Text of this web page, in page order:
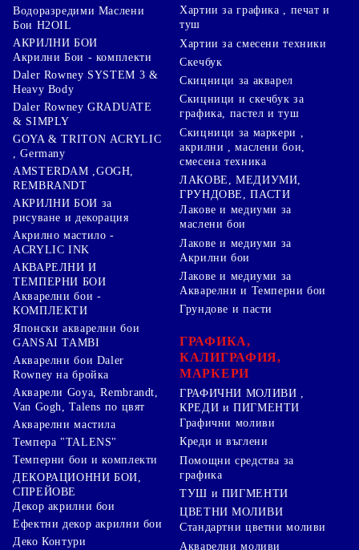
Водоразредими Маслени
Бои H2OIL
АКРИЛНИ БОИ
Акрилни Бои - комплекти
Daler Rowney SYSTEM 3 &
Heavy Body
Daler Rowney GRADUATE
& SIMPLY
GOYA & TRITON АCRYLIC
, Germany
AMSTERDAM ,GOGH,
REMBRANDT
АКРИЛНИ БОИ за
рисуване и декорация
Акрилно мастило -
ACRYLIC INK
АКВАРЕЛНИ И
ТЕМПЕРНИ БОИ
Акварелни бои -
КОМПЛЕКТИ
Японски акварелни бои
GANSAI TAMBI
Акварелни бои Daler
Rowney на бройка
Акварели Goya, Rembrandt,
Van Gogh, Talens по цвят
Акварелни мастила
Темпера "TALENS"
Темперни бои и комплекти
ДЕКОРАЦИОННИ БОИ,
СПРЕЙОВЕ
Декор акрилни бои
Ефектни декор акрилни бои
Деко Контури
Хартии за графика , печат и
туш
Хартии за смесени техники
Скечбук
Скицници за акварел
Скицници и скечбук за
графика, пастел и туш
Скицници за маркери ,
акрилни , маслени бои,
смесена техника
ЛАКОВЕ, МЕДИУМИ,
ГРУНДОВЕ, ПАСТИ
Лакове и медиуми за
маслени бои
Лакове и медиуми за
Акрилни бои
Лакове и медиуми за
Акварелни и Темперни бои
Грундове и пасти
ГРАФИКА,
КАЛИГРАФИЯ,
МАРКЕРИ
ГРАФИЧНИ МОЛИВИ ,
КРЕДИ и ПИГМЕНТИ
Графични моливи
Креди и въглени
Помощни средства за
графика
ТУШ и ПИГМЕНТИ
ЦВЕТНИ МОЛИВИ
Стандартни цветни моливи
Акварелни моливи